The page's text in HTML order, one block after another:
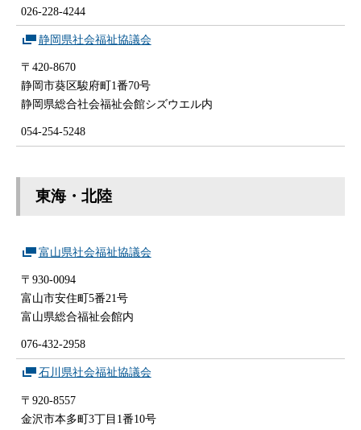
026-228-4244
静岡県社会福祉協議会
〒420-8670
静岡市葵区駿府町1番70号
静岡県総合社会福祉会館シズウエル内
054-254-5248
東海・北陸
富山県社会福祉協議会
〒930-0094
富山市安住町5番21号
富山県総合福祉会館内
076-432-2958
石川県社会福祉協議会
〒920-8557
金沢市本多町3丁目1番10号